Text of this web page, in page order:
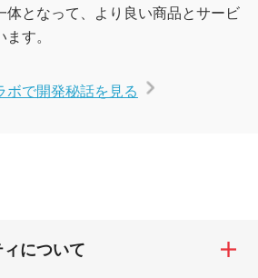
体となって、より良い商品とサービ
す。
ボで開発秘話を見る
について